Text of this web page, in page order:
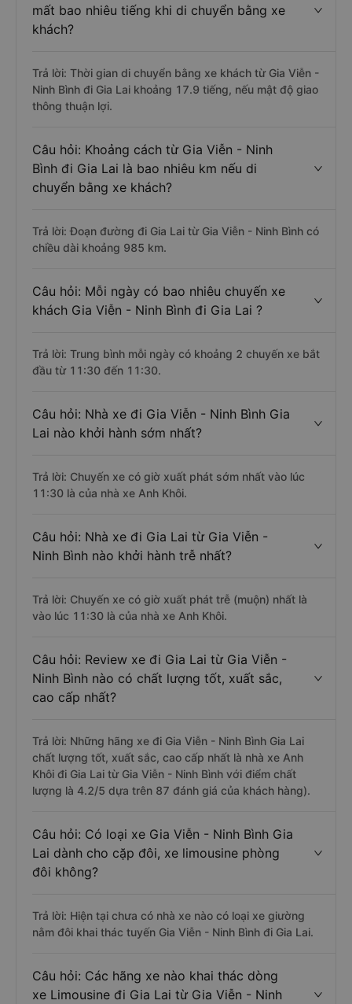
mất bao nhiêu tiếng khi di chuyển bằng xe
khách?
Trả lời: Thời gian di chuyển bằng xe khách từ Gia Viễn -
Ninh Bình đi Gia Lai khoảng 17.9 tiếng, nếu mật độ giao
thông thuận lợi.
Câu hỏi: Khoảng cách từ Gia Viễn - Ninh
Bình đi Gia Lai là bao nhiêu km nếu di
chuyển bằng xe khách?
Trả lời: Đoạn đường đi Gia Lai từ Gia Viễn - Ninh Bình có
chiều dài khoảng 985 km.
Câu hỏi: Mỗi ngày có bao nhiêu chuyến xe
khách Gia Viễn - Ninh Bình đi Gia Lai ?
Trả lời: Trung bình mỗi ngày có khoảng 2 chuyến xe bắt
đầu từ 11:30 đến 11:30.
Câu hỏi: Nhà xe đi Gia Viễn - Ninh Bình Gia
Lai nào khởi hành sớm nhất?
Trả lời: Chuyến xe có giờ xuất phát sớm nhất vào lúc
11:30 là của nhà xe Anh Khôi.
Câu hỏi: Nhà xe đi Gia Lai từ Gia Viễn -
Ninh Bình nào khởi hành trễ nhất?
Trả lời: Chuyến xe có giờ xuất phát trễ (muộn) nhất là
vào lúc 11:30 là của nhà xe Anh Khôi.
Câu hỏi: Review xe đi Gia Lai từ Gia Viễn -
Ninh Bình nào có chất lượng tốt, xuất sắc,
cao cấp nhất?
Trả lời: Những hãng xe đi Gia Viễn - Ninh Bình Gia Lai
chất lượng tốt, xuất sắc, cao cấp nhất là nhà xe Anh
Khôi đi Gia Lai từ Gia Viễn - Ninh Bình với điểm chất
lượng là 4.2/5 dựa trên 87 đánh giá của khách hàng).
Câu hỏi: Có loại xe Gia Viễn - Ninh Bình Gia
Lai dành cho cặp đôi, xe limousine phòng
đôi không?
Trả lời: Hiện tại chưa có nhà xe nào có loại xe giường
nằm đôi khai thác tuyến Gia Viễn - Ninh Bình đi Gia Lai.
Câu hỏi: Các hãng xe nào khai thác dòng
xe Limousine đi Gia Lai từ Gia Viễn - Ninh